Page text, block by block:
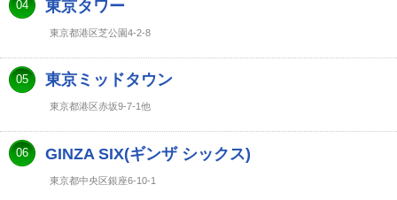
04 東京タワー
東京都港区芝公園4-2-8
05 東京ミッドタウン
東京都港区赤坂9-7-1他
06 GINZA SIX(ギンザ シックス)
東京都中央区銀座6-10-1